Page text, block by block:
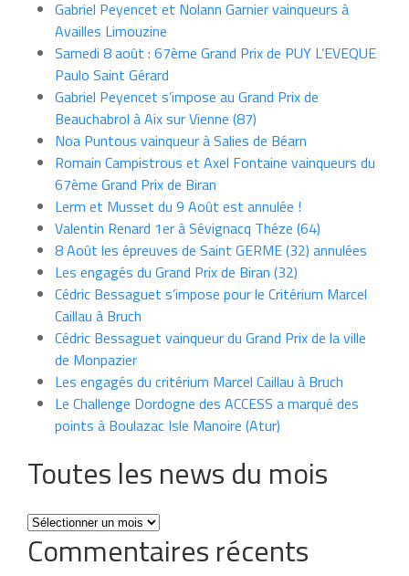
Gabriel Peyencet et Nolann Garnier vainqueurs à
Availles Limouzine
Samedi 8 août : 67ème Grand Prix de PUY L’EVEQUE
Paulo Saint Gérard
Gabriel Peyencet s’impose au Grand Prix de
Beauchabrol à Aix sur Vienne (87)
Noa Puntous vainqueur à Salies de Béarn
Romain Campistrous et Axel Fontaine vainqueurs du
67ème Grand Prix de Biran
Lerm et Musset du 9 Août est annulée !
Valentin Renard 1er à Sévignacq Théze (64)
8 Août les épreuves de Saint GERME (32) annulées
Les engagés du Grand Prix de Biran (32)
Cédric Bessaguet s’impose pour le Critérium Marcel
Caillau à Bruch
Cédric Bessaguet vainqueur du Grand Prix de la ville
de Monpazier
Les engagés du critérium Marcel Caillau à Bruch
Le Challenge Dordogne des ACCESS a marqué des
points à Boulazac Isle Manoire (Atur)
Toutes les news du mois
Toutes
les
news
Commentaires récents